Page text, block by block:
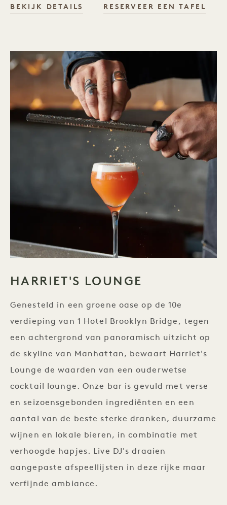
BEKIJK DETAILS BARBUTO BROOKLYN
RESERVEER EEN TAFEL
HARRIET'S LOUNGE
Genesteld in een groene oase op de 10e
verdieping van 1 Hotel Brooklyn Bridge, tegen
een achtergrond van panoramisch uitzicht op
de skyline van Manhattan, bewaart Harriet's
Lounge de waarden van een ouderwetse
cocktail lounge. Onze bar is gevuld met verse
en seizoensgebonden ingrediënten en een
aantal van de beste sterke dranken, duurzame
wijnen en lokale bieren, in combinatie met
verhoogde hapjes. Live DJ's draaien
aangepaste afspeellijsten in deze rijke maar
verfijnde ambiance.